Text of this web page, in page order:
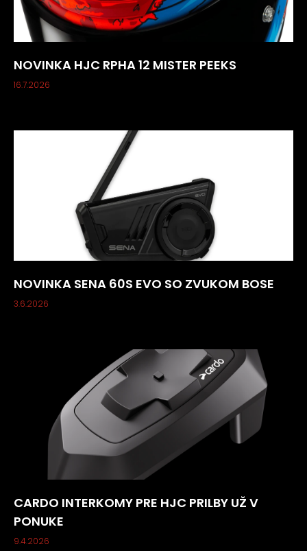
NOVINKA HJC RPHA 12 MISTER PEEKS
16.7.2026
NOVINKA SENA 60S EVO SO ZVUKOM BOSE
3.6.2026
CARDO INTERKOMY PRE HJC PRILBY UŽ V
PONUKE
9.4.2026